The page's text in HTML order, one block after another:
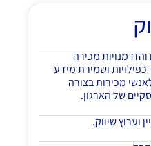
מכירה
כפילויות ושמירת מידע
מכירות בצורה
של הארגון.
וערוץ שיווק.